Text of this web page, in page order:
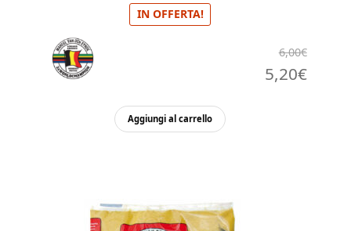
IN OFFERTA!
6,00€
5,20€Il
Aggiungi al carrello